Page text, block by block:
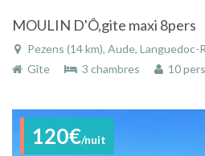
MOULIN D'Ô,gite maxi 8pers
Pezens (14 km), Aude,
Gîte
3 chambres 10
120€/nuit